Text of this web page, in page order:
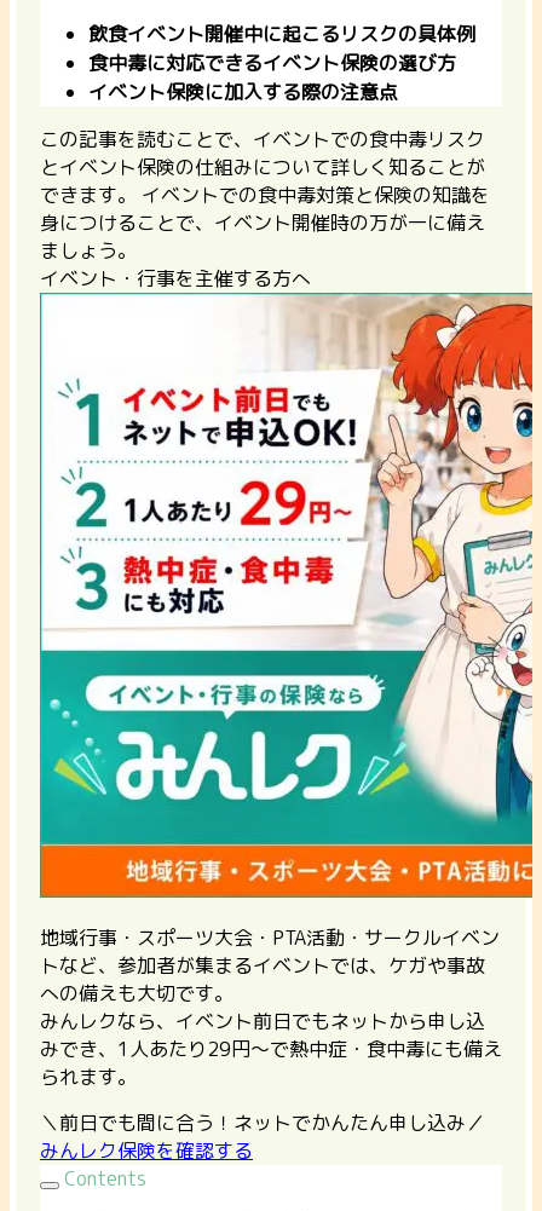
飲食イベント開催中に起こるリスクの具体例
食中毒に対応できるイベント保険の選び方
イベント保険に加入する際の注意点
この記事を読むことで、イベントでの食中毒リスク
とイベント保険の仕組みについて詳しく知ることが
できます。 イベントでの食中毒対策と保険の知識を
身につけることで、イベント開催時の万が一に備え
ましょう。
イベント・行事を主催する方へ
地域行事・スポーツ大会・PTA活動・サークルイベン
トなど、参加者が集まるイベントでは、ケガや事故
への備えも大切です。
みんレクなら、イベント前日でもネットから申し込
みでき、1人あたり29円〜で熱中症・食中毒にも備え
られます。
＼前日でも間に合う！ネットでかんたん申し込み／
みんレク保険を確認する
Contents